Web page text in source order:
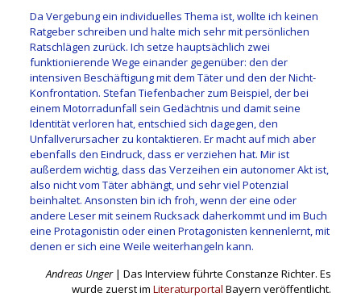
Da Vergebung ein individuelles Thema ist, wollte ich keinen
Ratgeber schreiben und halte mich sehr mit persönlichen
Ratschlägen zurück. Ich setze hauptsächlich zwei
funktionierende Wege einander gegenüber: den der
intensiven Beschäftigung mit dem Täter und den der Nicht-
Konfrontation. Stefan Tiefenbacher zum Beispiel, der bei
einem Motorradunfall sein Gedächtnis und damit seine
Identität verloren hat, entschied sich dagegen, den
Unfallverursacher zu kontaktieren. Er macht auf mich aber
ebenfalls den Eindruck, dass er verziehen hat. Mir ist
außerdem wichtig, dass das Verzeihen ein autonomer Akt ist,
also nicht vom Täter abhängt, und sehr viel Potenzial
beinhaltet. Ansonsten bin ich froh, wenn der eine oder
andere Leser mit seinem Rucksack daherkommt und im Buch
eine Protagonistin oder einen Protagonisten kennenlernt, mit
denen er sich eine Weile weiterhangeln kann.
Andreas Unger| Das Interview führte Constanze Richter. Es
wurde zuerst imLiteraturportal Bayern veröffentlicht.